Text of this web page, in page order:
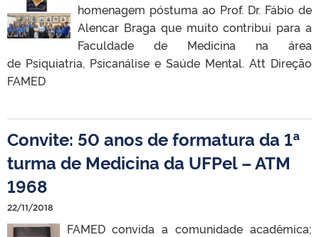
homenagem póstuma ao Prof. Dr. Fábio de
Alencar Braga que muito contribui para a
Faculdade de Medicina na área
de Psiquiatria, Psicanálise e Saúde Mental. Att Direção
FAMED
Convite: 50 anos de formatura da 1ª
turma de Medicina da UFPel – ATM
1968
22/11/2018
FAMED convida a comunidade acadêmica;